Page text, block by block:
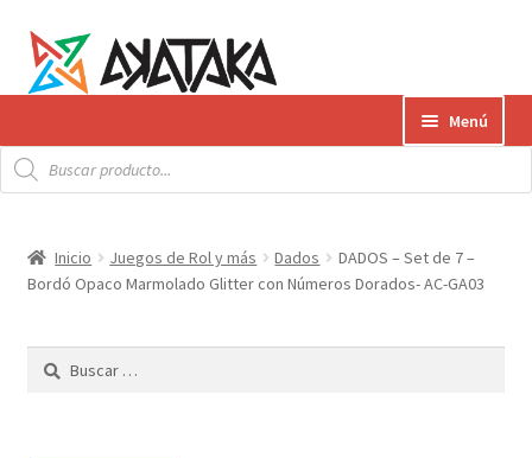
la
navegación
contenido
Menú
Productos
el
hijo
Envíos
Búsqueda
de
productos
Inicio Juegos de Rol y más Dados
DADOS – Set de 7 –
Bordó Opaco Marmolado Glitter con Números Dorados- AC-GA03
Buscar: